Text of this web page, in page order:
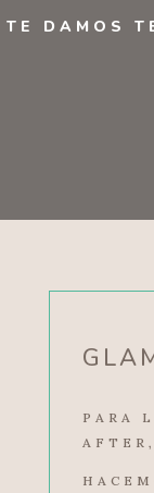
TE DAMOS
PARA
AFTER,